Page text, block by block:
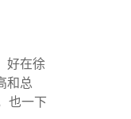
好在徐
和总
也一下